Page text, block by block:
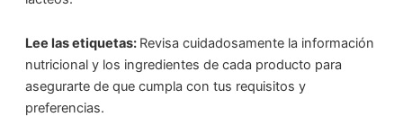
Lee las etiquetas: Revisa cuidadosamente la información
nutricional y los ingredientes de cada producto para
asegurarte de que cumpla con tus requisitos y
preferencias.